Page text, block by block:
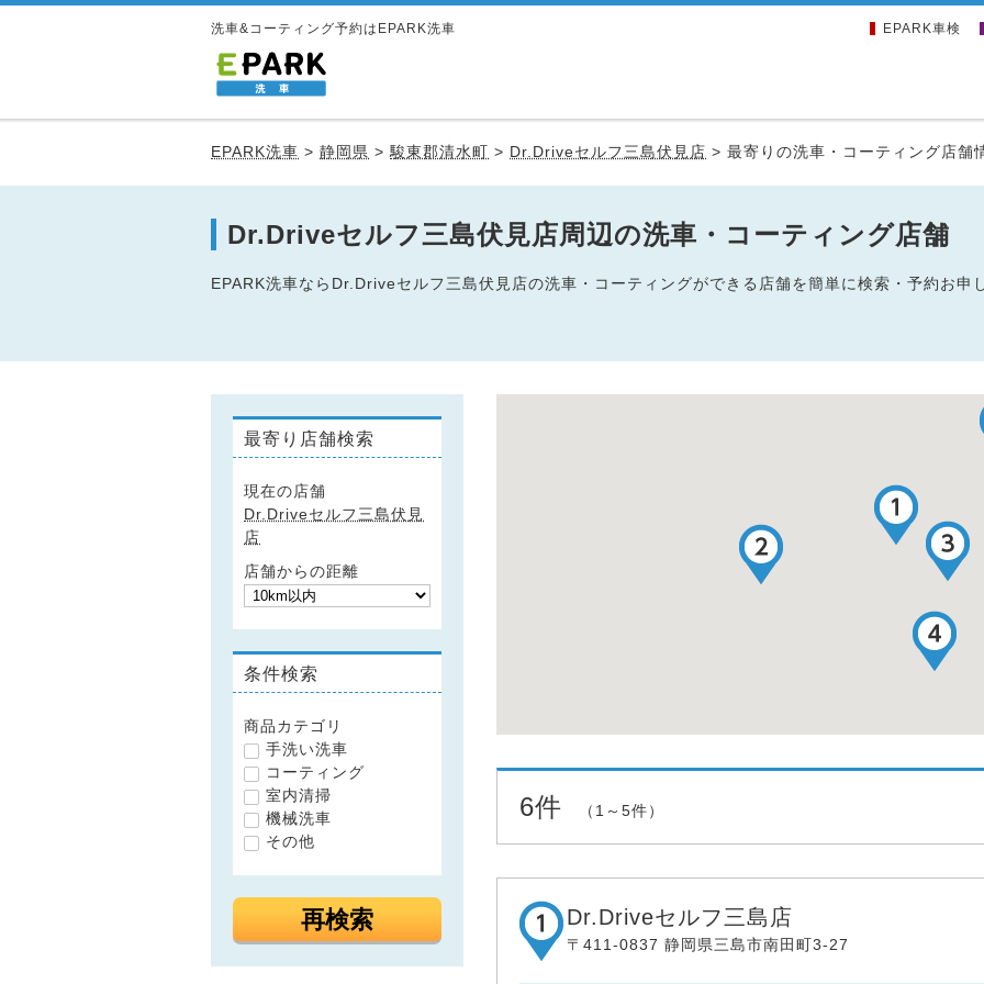
洗車&コーティング予約はEPARK洗車 EPARK車検
EPARK洗車 > 静岡県 > 駿東郡清水町 > Dr.Driveセルフ三島伏見店 > 最寄りの洗車・コーティング店舗
Dr.Driveセルフ三島伏見店周辺の洗車・コーティング店舗
EPARK洗車ならDr.Driveセルフ三島伏見店の洗車・コーティングができる店舗を簡単に検索・予約お申
最寄り店舗検索
現在の店舗
Dr.Driveセルフ三島伏見
店
店舗からの距離
条件検索
商品カテゴリ
手洗い洗車
コーティング
室内清掃
機械洗車
その他
再検索
6件 （1～5件）
Dr.Driveセルフ三島店
〒411-0837 静岡県三島市南田町3-27